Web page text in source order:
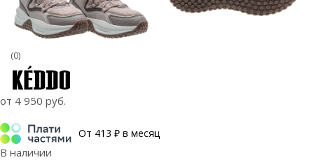
(0)
от 4 950 руб.
От 413 ₽ в месяц
В наличии